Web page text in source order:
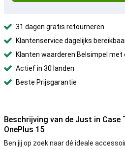
31 dagen gratis retourneren
Klantenservice dagelijks
Klanten waarderen Belsimpel met
Actief in 30 landen
Beste Prijsgarantie
Beschrijving van de Just in Case
OnePlus 15
Ben jij op zoek naar dé ideale